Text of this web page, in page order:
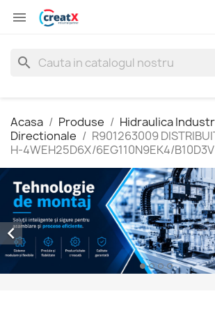

search
Acasa Produse Hidraulica
Directionale
R901263009
H-4WEH25D6X/6EG110N9EK4/
